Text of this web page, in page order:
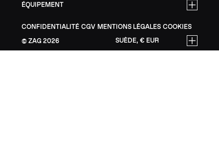
ÉQUIPEMENT
CONFIDENTIALITÉ CGV MENTIONS LÉGALES COOKIES
ZAG 2026 SUÈDE, € EUR